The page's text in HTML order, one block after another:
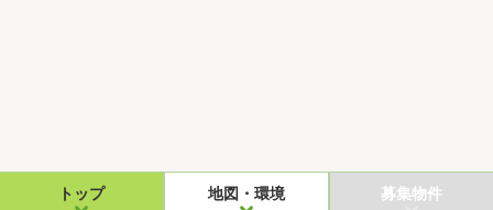
トップ 地図・環境 募集物件